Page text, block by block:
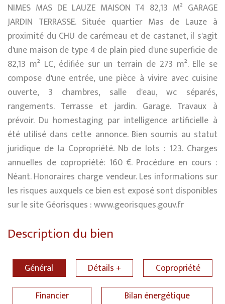
NIMES MAS DE LAUZE MAISON T4 82,13 M² GARAGE
JARDIN TERRASSE. Située quartier Mas de Lauze à
proximité du CHU de carémeau et de castanet, il s'agit
d'une maison de type 4 de plain pied d'une superficie de
82,13 m² LC, édifiée sur un terrain de 273 m². Elle se
compose d'une entrée, une pièce à vivire avec cuisine
ouverte, 3 chambres, salle d'eau, wc séparés,
rangements. Terrasse et jardin. Garage. Travaux à
prévoir. Du homestaging par intelligence artificielle à
été utilisé dans cette annonce. Bien soumis au statut
juridique de la Copropriété. Nb de lots : 123. Charges
annuelles de copropriété: 160 €. Procédure en cours :
Néant. Honoraires charge vendeur. Les informations sur
les risques auxquels ce bien est exposé sont disponibles
sur le site Géorisques : www.georisques.gouv.fr
Description du bien
Général Détails +
Copropriété
Financier
Bilan énergétique